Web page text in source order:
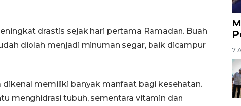
drastis sejak hari pertama Ramadan. Buah
diolah menjadi minuman segar, baik dicampur
dikenal memiliki banyak manfaat bagi kesehatan.
menghidrasi tubuh, sementara vitamin dan
7